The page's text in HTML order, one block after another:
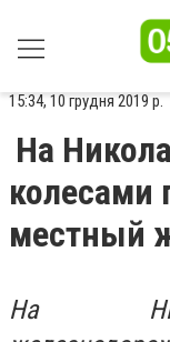
15:34, 10 грудня 2019 р.
На
колесами
местный
На